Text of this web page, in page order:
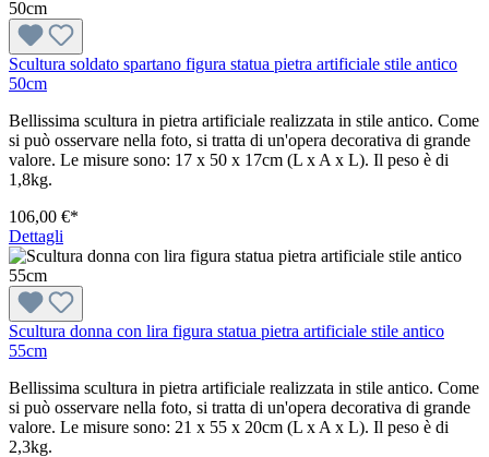
Scultura soldato spartano figura statua pietra artificiale stile antico
50cm
Bellissima scultura in pietra artificiale realizzata in stile antico. Come
si può osservare nella foto, si tratta di un'opera decorativa di grande
valore. Le misure sono: 17 x 50 x 17cm (L x A x L). Il peso è di
1,8kg.
106,00 €*
Dettagli
Scultura donna con lira figura statua pietra artificiale stile antico
55cm
Bellissima scultura in pietra artificiale realizzata in stile antico. Come
si può osservare nella foto, si tratta di un'opera decorativa di grande
valore. Le misure sono: 21 x 55 x 20cm (L x A x L). Il peso è di
2,3kg.